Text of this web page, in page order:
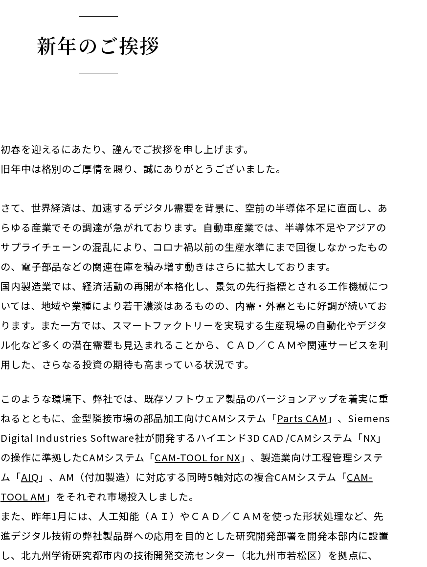
新年のご挨拶
初春を迎えるにあたり、謹んでご挨拶を申し上げます。
旧年中は格別のご厚情を賜り、誠にありがとうございました。
さて、世界経済は、加速するデジタル需要を背景に、空前の半導体不足に直面し、あ
らゆる産業でその調達が急がれております。自動車産業では、半導体不足やアジアの
サプライチェーンの混乱により、コロナ禍以前の生産水準にまで回復しなかったもの
の、電子部品などの関連在庫を積み増す動きはさらに拡大しております。
国内製造業では、経済活動の再開が本格化し、景気の先行指標とされる工作機械につ
いては、地域や業種により若干濃淡はあるものの、内需・外需ともに好調が続いてお
ります。また一方では、スマートファクトリーを実現する生産現場の自動化やデジタ
ル化など多くの潜在需要も見込まれることから、ＣＡＤ／ＣＡＭや関連サービスを利
用した、さらなる投資の期待も高まっている状況です。
このような環境下、弊社では、既存ソフトウェア製品のバージョンアップを着実に重
ねるとともに、金型隣接市場の部品加工向けCAMシステム「Parts CAM 」、Siemens
Digital Industries Software社が開発するハイエンド3D CAD /CAMシステム「NX」
の操作に準拠したCAMシステム「CAM-TOOL for NX 」、製造業向け工程管理システ
ム「AIQ 」、AM（付加製造）に対応する同時5軸対応の複合CAMシステム「CAM-
TOOL AM 」をそれぞれ市場投入しました。
また、昨年1月には、人工知能（ＡＩ）やＣＡＤ／ＣＡＭを使った形状処理など、先
進デジタル技術の弊社製品群への応用を目的とした研究開発部署を開発本部内に設置
し、北九州学術研究都市内の技術開発交流センター（北九州市若松区）を拠点に、